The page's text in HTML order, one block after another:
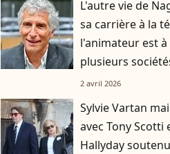
L'autre vie de
sa carrière à la
l'animateur est
plusieurs
2 avril 2026
Sylvie Vartan
avec Tony Scotti
Hallyday